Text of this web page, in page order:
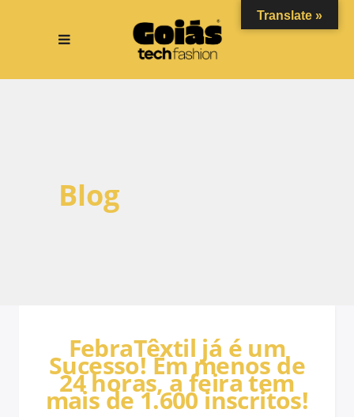
Blog
FebraTêxtil já é um
Sucesso! Em menos de
24 horas, a feira tem
mais de 1.600 inscritos!
Translate »